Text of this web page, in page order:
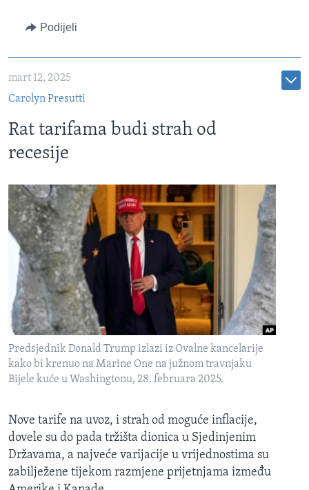
Podijeli
mart 12, 2025
Carolyn Presutti
Rat tarifama budi strah od
recesije
Predsjednik Donald Trump izlazi iz Ovalne kancelarije
kako bi krenuo na Marine One na južnom travnjaku
Bijele kuće u Washingtonu, 28. februara 2025.
Nove tarife na uvoz, i strah od moguće inflacije,
dovele su do pada tržišta dionica u Sjedinjenim
Državama, a najveće varijacije u vrijednostima su
zabilježene tijekom razmjene prijetnjama između